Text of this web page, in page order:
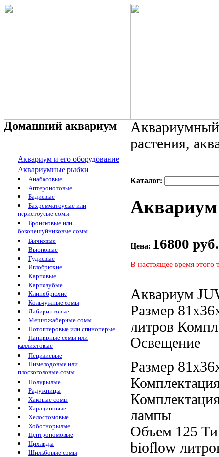
Домашний аквариум
Аквариум и его оборудование
Аквариумные рыбки
Анабасовые
Аптеронотовые
Бадиевые
Бахромчатоусые или
перистоусые сомы
Броняковые или
бокочешуйниковые сомы
Бычковые
Вьюновые
Гудиевые
Иглобрюхие
Карповые
Карпозубые
Клинобрюхие
Кольчужные сомы
Лабиринтовые
Мешкожаберные сомы
Нотоптеровые или спиноперые
Панцирные сомы или
каллихтовые
Пецилиевые
Пимелодовые или
плоскоголовые сомы
Полурылые
Радужницы
Хаковые сомы
Харациновые
Хелостомовые
Хоботнорылые
Центропомовые
Цихлиды
Шильбовые сомы
растения,
Каталог:
Аквариум
Цена: 16800 руб.
В настоящее время этого
Аквариум
Размер
литров
Освещение
Размер
лампы
Объем 125
bioflow